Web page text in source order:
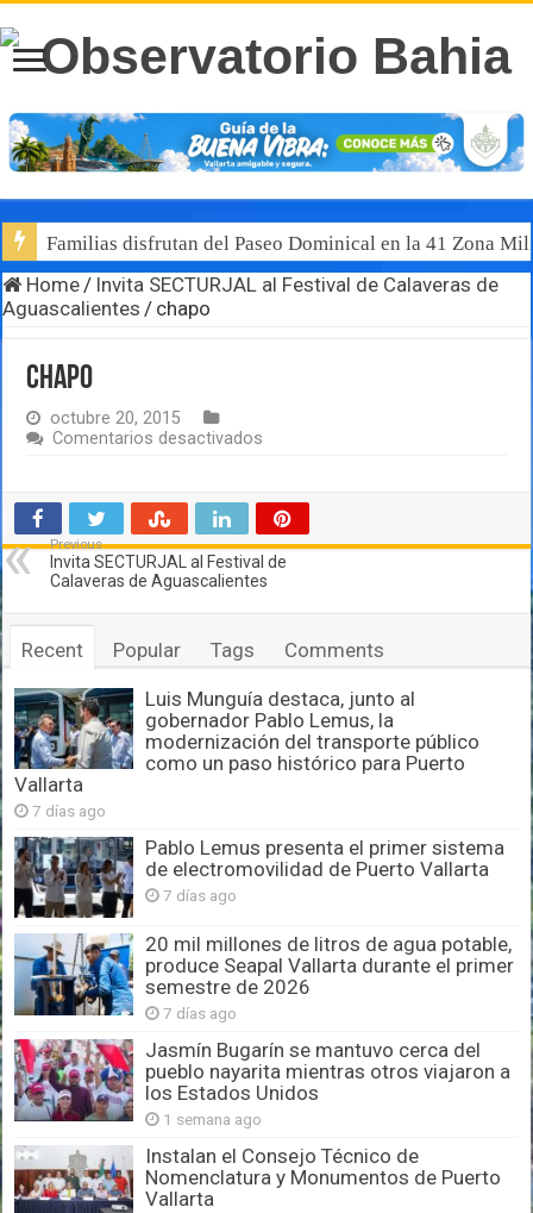
Familias disfrutan del Paseo Dominical en la 41 Zona
Home/ Invita SECTURJAL al Festival de Calaveras de
Aguascalientes / chapo
chapo
octubre 20, 2015
Comentarios desactivados
Previous
Invita SECTURJAL al Festival de
Calaveras de Aguascalientes
Recent Popular Tags Comments
Luis Munguía destaca, junto al
gobernador Pablo Lemus, la
modernización del transporte público
como un paso histórico para Puerto
Vallarta
7 días ago
Pablo Lemus presenta el primer sistema
de electromovilidad de Puerto Vallarta
7 días ago
20 mil millones de litros de agua potable,
produce Seapal Vallarta durante el primer
semestre de 2026
7 días ago
Jasmín Bugarín se mantuvo cerca del
pueblo nayarita mientras otros viajaron a
los Estados Unidos
1 semana ago
Instalan el Consejo Técnico de
Nomenclatura y Monumentos de Puerto
Vallarta